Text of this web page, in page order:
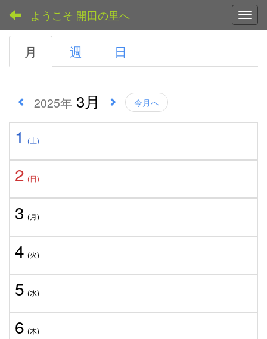
ようこそ 開田の里へ
月 週 日
2025年 3月 今月へ
1 (土)
2 (日)
3 (月)
4 (火)
5 (水)
6 (木)